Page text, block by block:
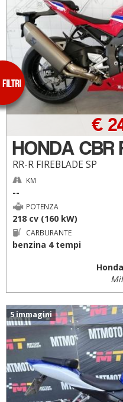
HONDA CBR
RR-R FIREBLADE SP
€
KM
--
POTENZA
218 cv (160 kW)
CARBURANTE
benzina 4 tempi
5 immagini